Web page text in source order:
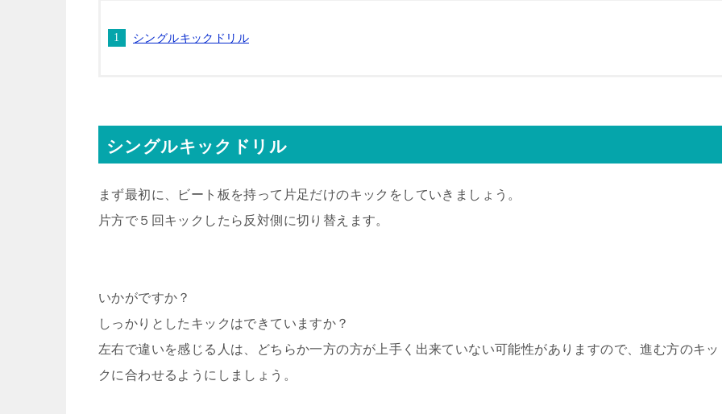
シングルキックドリル
シングルキックドリル
まず最初に、ビート板を持って片足だけのキックをしていきましょう。
片方で５回キックしたら反対側に切り替えます。
いかがですか？
しっかりとしたキックはできていますか？
左右で違いを感じる人は、どちらか一方の方が上手く出来ていない可能性がありますので、進む方のキッ
クに合わせるようにしましょう。